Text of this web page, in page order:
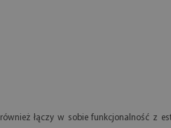
łączy w sobie funkcjonalność z